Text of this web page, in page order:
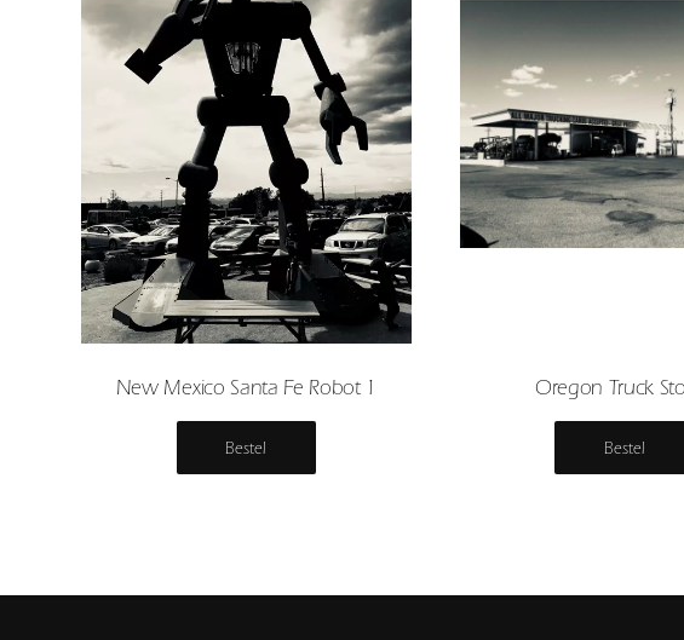
New Mexico Santa Fe Robot 1
Bestel
Oregon Truck
Bestel